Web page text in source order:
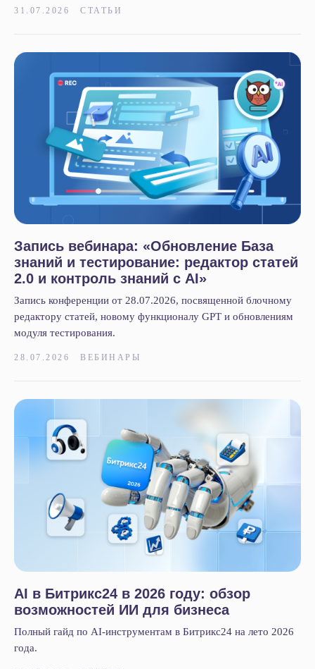
31.07.2026 СТАТЬИ
Запись вебинара: «Обновление База
знаний и тестирование: редактор статей
2.0 и контроль знаний с AI»
Запись конференции от 28.07.2026, посвященной блочному
редактору статей, новому функционалу GPT и обновлениям
модуля тестирования.
28.07.2026 ВЕБИНАРЫ
AI в Битрикс24 в 2026 году: обзор
возможностей ИИ для бизнеса
Полный гайд по AI-инструментам в Битрикс24 на лето 2026
года.
© 2005-2026 IT-Solution»
О компании
Контакты
+7 812 332 84 32
Тех. поддержка
ОГРН 1177847348887 ИНН 7802638464
Политика конфиденциальности
Пользовательское соглашение
Вакансии
Маркет готовых решений
AI-система аналитики звонков